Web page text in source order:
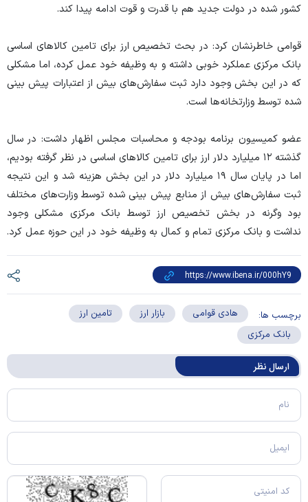
کشور شده در دولت جدید هم با قدرت و قوت ادامه پیدا کند.
قوامی خاطرنشان کرد: در بحث تخصیص ارز برای تامین کالا‌های اساسی
بانک مرکزی عملکرد خوبی داشته و به وظیفه خود عمل کرده، اما مشکلی
که در این بخش وجود دارد ثبت سفارش‌های بیش از اعتبارات پیش بینی
شده توسط وزارتخانه‌ها است.
عضو کمیسیون برنامه بودجه و محاسبات مجلس اظهار داشت: در سال
گذشته ۱۲ میلیارد دلار ارز برای تامین کالا‌های اساسی در نظر گرفته بودیم،
اما در پایان سال ۱۹ میلیارد دلار در این بخش هزینه شد و این نتیجه
ثبت سفارش‌های بیش از منابع پیش بینی شده توسط وزارت‌های مختلف
بود وگرنه در بخش تخصیص ارز توسط بانک مرکزی مشکلی وجود
نداشت و بانک مرکزی تمام و کمال به وظیفه خود در این حوزه عمل کرد.
برچسب ها: هادی قوامی بازار ارز
تامین ارز
بانک مرکزی
ارسال‌ نظر